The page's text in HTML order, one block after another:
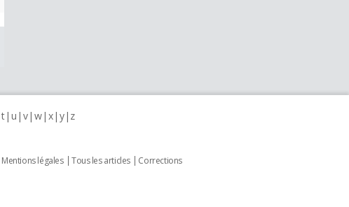
t u v w x y z
Mentions légales Tous les articles
Corrections